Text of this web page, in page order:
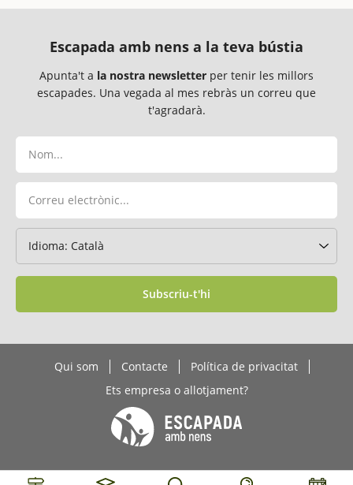
Escapada amb nens a la teva bústia
Apunta't a la nostra newsletter per tenir les millors
escapades. Una vegada al mes rebràs un correu que
t'agradarà.
Subscriu-t'hi
Qui som Contacte
Política de privacitat
Ets empresa o allotjament?